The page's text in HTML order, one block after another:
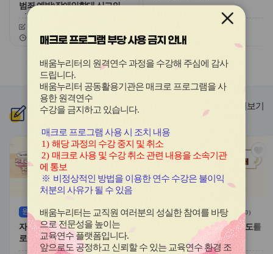
범죄 예방)장애인학대 신고의무
자 교육
교육기간
26.03.03 ~ 26.12.20
26.02.03 ~ 26.12.20
교육기간
슬
라
이
드
버
튼
이
전
슬
라
이
드
다
음
신규과정
관
심
이
콘
원격 (상시) ( 0)
자기주도적 진로개발 역량과 진
로학습 유형
관
심
아
원격(상시) 0)
대한민국 새내기 유권자 지도를
위한 학생 선거교육의 이해
더보기
매크로 프로그램 부당 사용 금지 안내
배움누리터의 원격연수 과정을 수강해 주심에 감사
드립니다.
배움누리터 공동활용기관은 매크로 프로그램을 사
용한원격연수
수강을 금지하고 있습니다.
매크로 프로그램 사용 시 조치 내용
1) 해당 과정의 수강 중지 및 취소
2) 매크로 사용 및 수강 취소 관련 내용을 소속기관
에 통보
※ 비정상적인 방법을 이용한 연수 수강은 불이익
처분의 사유가 될 수 있음
배움누리터는 교직원 여러분의 성실한 참여를 바탕
으로 전문성을 높이는
교육연수 플랫폼입니다.
앞으로도 공정하고 신뢰할 수 있는 교육연수 환경 조